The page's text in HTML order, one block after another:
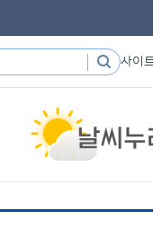
사이